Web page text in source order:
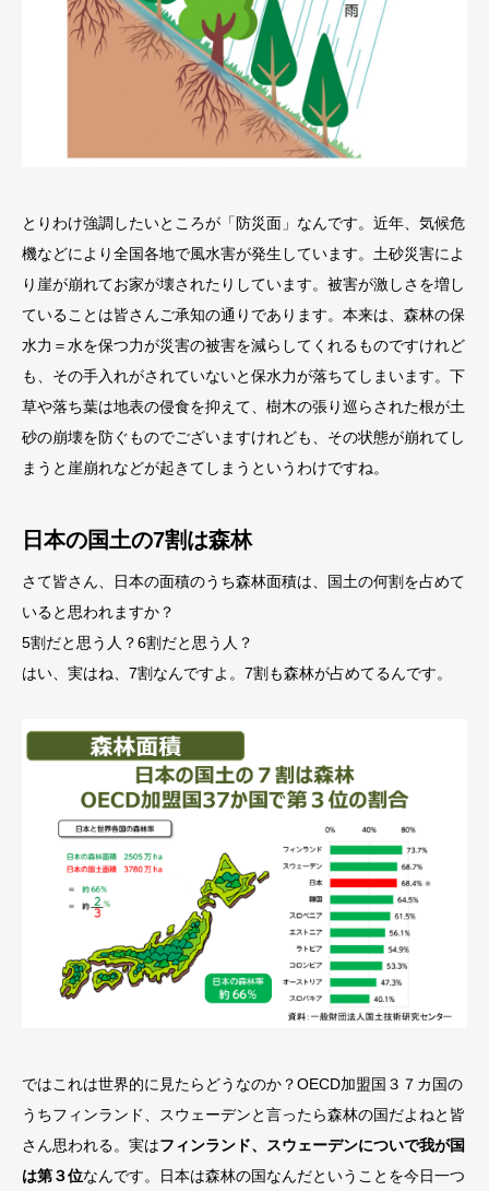
とりわけ強調したいところが「防災面」なんです。近年、気候危
機などにより全国各地で風水害が発生しています。土砂災害によ
り崖が崩れてお家が壊されたりしています。被害が激しさを増し
ていることは皆さんご承知の通りであります。本来は、森林の保
水力＝水を保つ力が災害の被害を減らしてくれるものですけれど
も、その手入れがされていないと保水力が落ちてしまいます。下
草や落ち葉は地表の侵食を抑えて、樹木の張り巡らされた根が土
砂の崩壊を防ぐものでございますけれども、その状態が崩れてし
まうと崖崩れなどが起きてしまうというわけですね。
日本の国土の7割は森林
さて皆さん、日本の面積のうち森林面積は、国土の何割を占めて
いると思われますか？
5割だと思う人？6割だと思う人？
はい、実はね、7割なんですよ。7割も森林が占めてるんです。
ではこれは世界的に見たらどうなのか？OECD加盟国３７カ国の
うちフィンランド、スウェーデンと言ったら森林の国だよねと皆
さん思われる。実はフィンランド、スウェーデンについで我が国
は第３位なんです。日本は森林の国なんだということを今日一つ